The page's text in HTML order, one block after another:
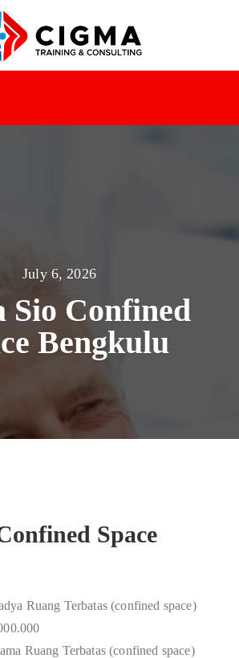
July 6, 2026
Sio Confined
Bengkulu
Space
Ruang Terbatas (confined space)
Ruang Terbatas (confined space)